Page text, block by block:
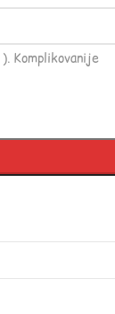
Komplikovanije